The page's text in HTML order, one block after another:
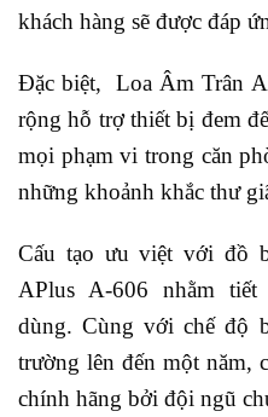
khách hàng sẽ được đáp
Đặc biệt, Loa Âm Trân
rộng hỗ trợ thiết bị đem
mọi phạm vi trong căn
những khoảnh khắc thư
Cấu tạo ưu việt với đồ
APlus A-606 nhằm
dùng.Cùng với chế độ
trường lên đến một năm,
chính hãng bởi đội ngũ